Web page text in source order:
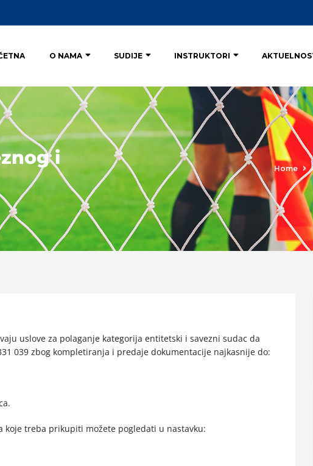
O NAMA SUDIJE INSTRUKTORI
i
Home
uslove za polaganje kategorija entitetski i savezni sudac da
039 zbog kompletiranja i predaje dokumentacije najkasnije do:
koje treba prikupiti možete pogledati u nastavku: